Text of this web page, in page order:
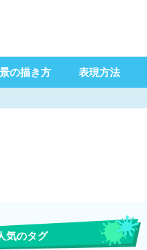
の描き方 表現方法
気のタグ